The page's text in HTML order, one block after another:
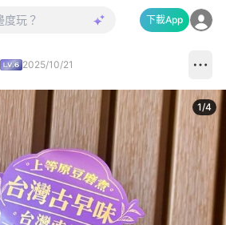
下載App
2025/10/21
1/4